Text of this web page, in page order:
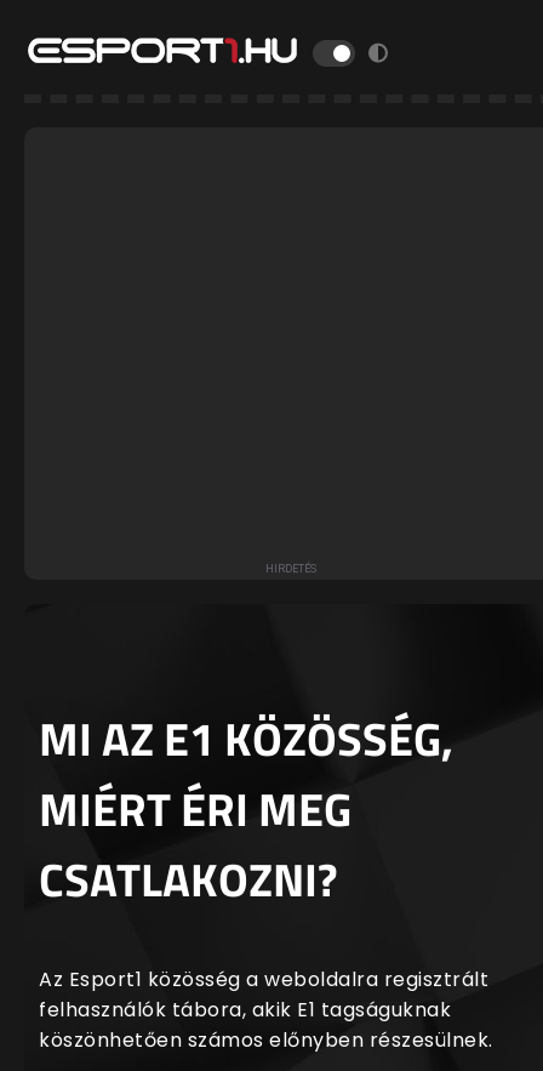
MI AZ E1 KÖZÖSSÉG,
MIÉRT ÉRI MEG
CSATLAKOZNI?
Az Esport1 közösség a weboldalra regisztrált
felhasználók tábora, akik E1 tagságuknak
köszönhetően számos előnyben részesülnek.